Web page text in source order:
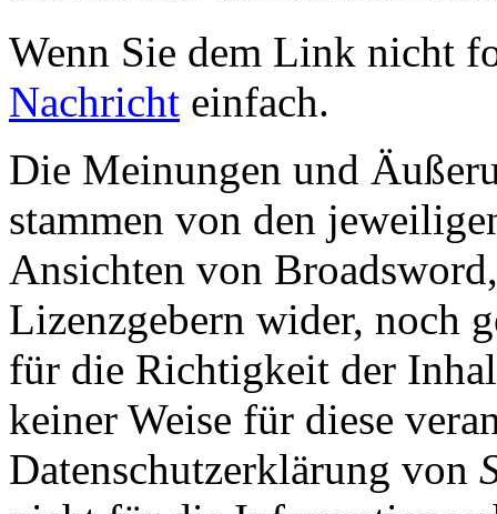
Wenn Sie dem Link nicht
Nachricht einfach.
Die Meinungen und
stammen von den
Ansichten von
Lizenzgebern wider, noch
für die Richtigkeit der
keiner Weise für diese
Datenschutzerklärung von